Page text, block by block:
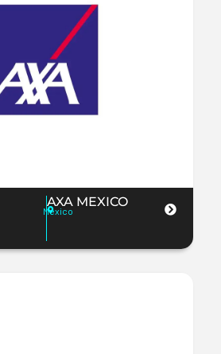
AXA MEXICO
Mexico